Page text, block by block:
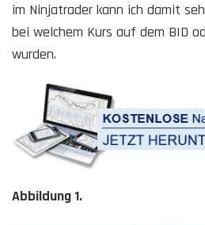
im Ninjatrader kann ich damit
bei welchem Kurs auf dem BID
wurden.
Abbildung 1.